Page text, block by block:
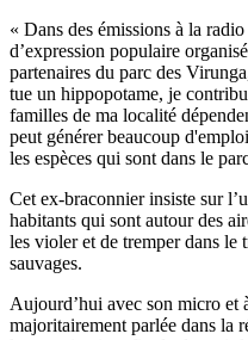
« Dans des émissions à la
d’expression populaire
partenaires du parc des
tue un hippopotame, je
familles de ma localité
peut générer beaucoup
les espèces qui sont dans le
Cet ex-braconnier insiste sur
habitants qui sont autour des
les violer et de tremper dans le
sauvages.
Aujourd’hui avec son micro et
majoritairement parlée dans la